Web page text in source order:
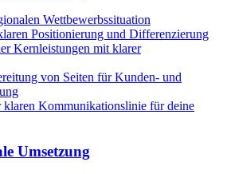
Wettbewerbssituation
Positionierung und Differenzierung
Kernleistungen mit klarer
von Seiten für Kunden- und
Kommunikationslinie für deine
Umsetzung